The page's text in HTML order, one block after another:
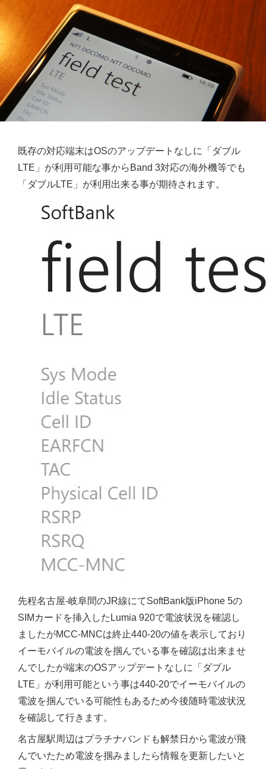
既存の対応端末はOSのアップデートなしに「ダブル
LTE」が利用可能な事からBand 3対応の海外機等でも
「ダブルLTE」が利用出来る事が期待されます。
先程名古屋-岐阜間のJR線にてSoftBank版iPhone 5の
SIMカードを挿入したLumia 920で電波状況を確認し
ましたがMCC-MNCは終止440-20の値を表示しており
イーモバイルの電波を掴んでいる事を確認は出来ませ
んでしたが端末のOSアップデートなしに「ダブル
LTE」が利用可能という事は440-20でイーモバイルの
電波を掴んでいる可能性もあるため今後随時電波状況
を確認して行きます。
名古屋駅周辺はプラチナバンドも解禁日から電波が飛
んでいたため電波を掴みましたら情報を更新したいと